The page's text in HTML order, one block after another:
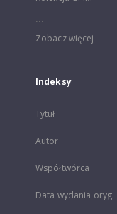
...
Zobacz więcej
Indeksy
Tytuł
Autor
Współtwórca
Data wydania oryg.